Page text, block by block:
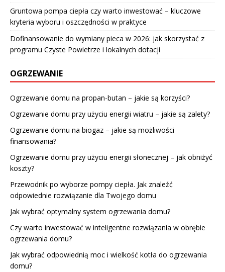
Gruntowa pompa ciepła czy warto inwestować – kluczowe
kryteria wyboru i oszczędności w praktyce
Dofinansowanie do wymiany pieca w 2026: jak skorzystać z
programu Czyste Powietrze i lokalnych dotacji
OGRZEWANIE
Ogrzewanie domu na propan-butan – jakie są korzyści?
Ogrzewanie domu przy użyciu energii wiatru – jakie są zalety?
Ogrzewanie domu na biogaz – jakie są możliwości
finansowania?
Ogrzewanie domu przy użyciu energii słonecznej – jak obniżyć
koszty?
Przewodnik po wyborze pompy ciepła. Jak znaleźć
odpowiednie rozwiązanie dla Twojego domu
Jak wybrać optymalny system ogrzewania domu?
Czy warto inwestować w inteligentne rozwiązania w obrębie
ogrzewania domu?
Jak wybrać odpowiednią moc i wielkość kotła do ogrzewania
domu?